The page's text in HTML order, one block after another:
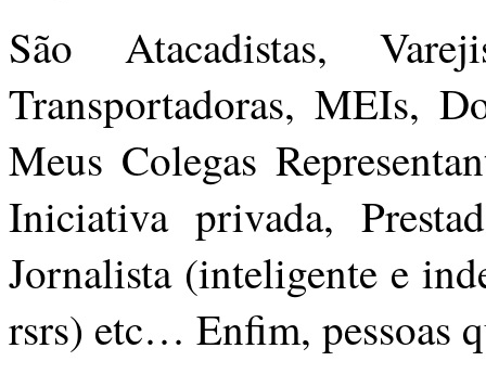
São Atacadistas,
Transportadoras, MEIs,
Meus Colegas
Iniciativa privada,
Jornalista (inteligente e
rsrs) etc… Enfim, pessoas